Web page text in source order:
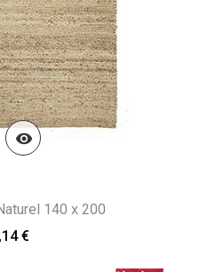

140 x 200
€